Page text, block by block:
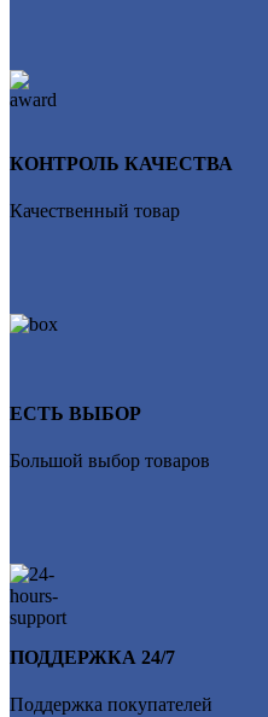
КОНТРОЛЬ КАЧЕСТВА
Качественный товар
ЕСТЬ ВЫБОР
Большой выбор товаров
ПОДДЕРЖКА 24/7
Поддержка покупателей